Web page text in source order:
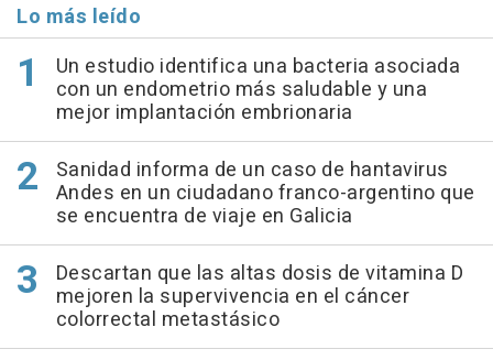
Lo más leído
Un estudio identifica una bacteria asociada
con un endometrio más saludable y una
mejor implantación embrionaria
Sanidad informa de un caso de hantavirus
Andes en un ciudadano franco-argentino que
se encuentra de viaje en Galicia
Descartan que las altas dosis de vitamina D
mejoren la supervivencia en el cáncer
colorrectal metastásico